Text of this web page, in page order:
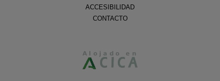
ACCESIBILIDAD
CONTACTO